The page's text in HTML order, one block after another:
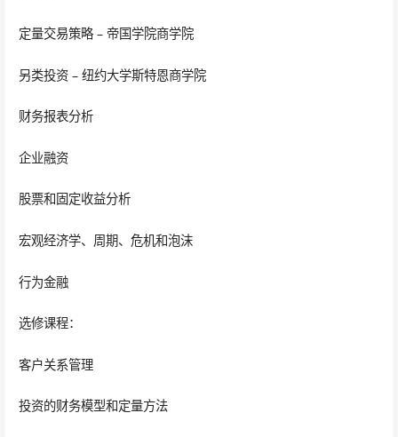
定量交易策略 – 帝国学院商学院
另类投资 – 纽约大学斯特恩商学院
财务报表分析
企业融资
股票和固定收益分析
宏观经济学、周期、危机和泡沫
行为金融
选修课程：
客户关系管理
投资的财务模型和定量方法